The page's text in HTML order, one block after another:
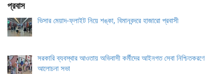
প্রবাস
ভিসার মেয়াদ-ফ্লাইট নিয়ে শঙ্কা, বিমানবন্দরে হাজারো প্রবাসী
সরকারি ব্যবস্থার আওতায় অভিবাসী কর্মীদের আইনগত সেবা নিশ্চিতকরণে
আলোচনা সভা